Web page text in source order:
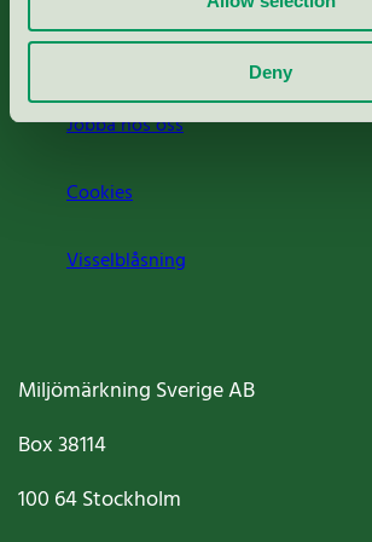
Deny
Jobba hos oss
Cookies
Visselblåsning
Miljömärkning Sverige AB
Box38114
100 64Stockholm